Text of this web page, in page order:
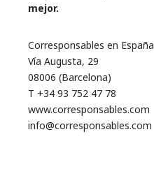
mejor.
Corresponsables en España
Vía Augusta, 29
08006 (Barcelona)
T +34 93 752 47 78
www.corresponsables.com
info@corresponsables.com